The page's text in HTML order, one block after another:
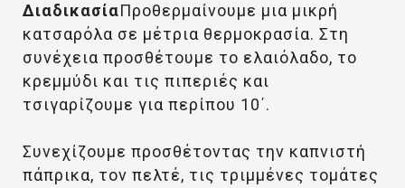
ΔιαδικασίαΠροθερμαίνουμε μια μικρή
κατσαρόλα σε μέτρια θερμοκρασία. Στη
συνέχεια προσθέτουμε το ελαιόλαδο, το
κρεμμύδι και τις πιπεριές και
τσιγαρίζουμε για περίπου 10΄.
Συνεχίζουμε προσθέτοντας την καπνιστή
πάπρικα, τον πελτέ, τις τριμμένες τομάτες